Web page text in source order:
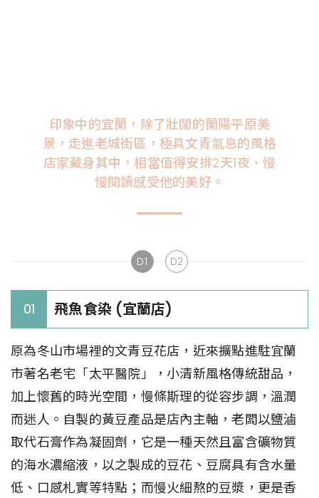
印象中的宜蘭，除了壯闊的蘭陽平原美
景，走進老城街區，極具文青氣息的風格
店家藏身其中，相當值得安排2天1夜、慢
慢閱讀感受他的美好。
D1 D2
01 飛魚食染 (宜蘭店)
原為冬山市場裡的文青豆花店，近來擴點進駐宜蘭
市著名老宅「太平醫院」，小清新風格傳統甜品，
加上懷舊的時光空間，慢條斯理的從容步調，溫潤
而迷人。自製的黃豆產品是店內主軸，老闆以鹽滷
取代石膏作為凝固劑，它是一種天然且富含礦物質
的海水濃縮液，以之製成的豆花、豆腐具有含水量
低、口感札實等特點；而慢火細熬的豆漿，更是香